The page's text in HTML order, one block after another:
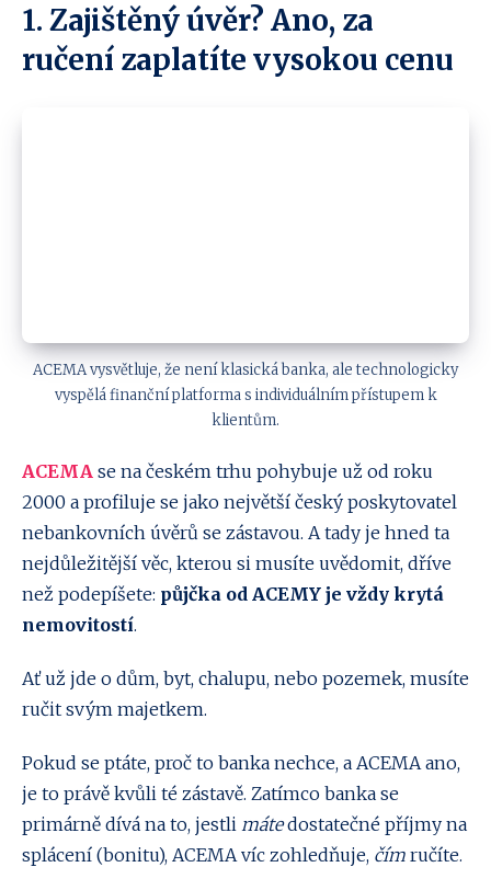
1. Zajištěný úvěr? Ano, za
ručení zaplatíte vysokou cenu
ACEMA vysvětluje, že není klasická banka, ale technologicky
vyspělá finanční platforma s individuálním přístupem k
klientům.
ACEMA se na českém trhu pohybuje už od roku
2000 a profiluje se jako největší český poskytovatel
nebankovních úvěrů se zástavou. A tady je hned ta
nejdůležitější věc, kterou si musíte uvědomit, dříve
než podepíšete: půjčka od ACEMY je vždy krytá
nemovitostí.
Ať už jde o dům, byt, chalupu, nebo pozemek, musíte
ručit svým majetkem.
Pokud se ptáte, proč to banka nechce, a ACEMA ano,
je to právě kvůli té zástavě. Zatímco banka se
primárně dívá na to, jestli mátedostatečné příjmy na
splácení (bonitu), ACEMA víc zohledňuje, čím ručíte.